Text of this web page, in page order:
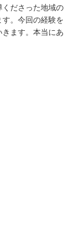
ださった地域の
。今回の経験を
ます。本当にあ